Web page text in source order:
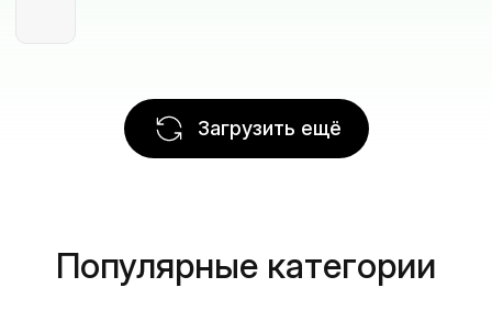
Загрузить ещё
Популярные категории